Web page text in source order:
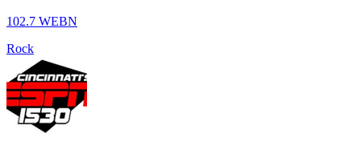
102.7 WEBN
Rock